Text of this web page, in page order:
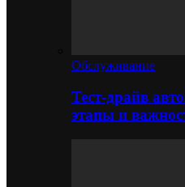
Обслуживание
Тест-драйв
этапы и